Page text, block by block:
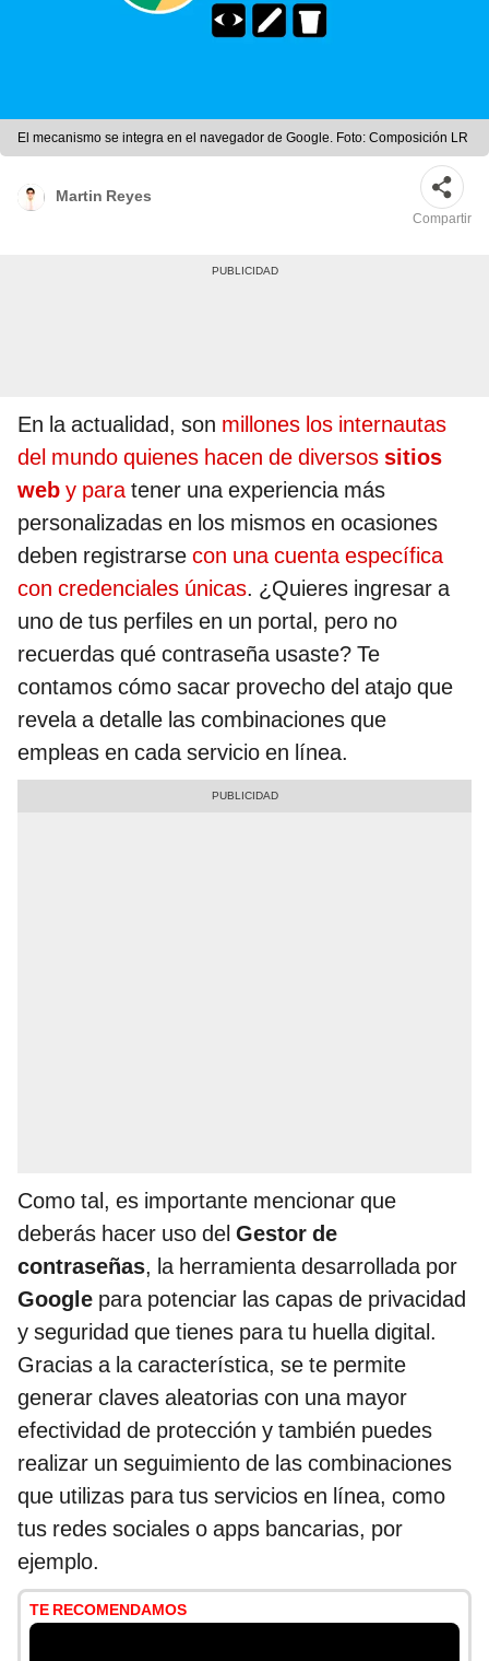
El mecanismo se integra en el navegador de Google. Foto: Composición LR
Martin Reyes
Compartir
En la actualidad, son millones los internautas
del mundo quienes hacen de diversos sitios
web y paratener una experiencia más
personalizadas en los mismos en ocasiones
deben registrarse con una cuenta específica
con credenciales únicas. ¿Quieres ingresar a
uno de tus perfiles en un portal, pero no
recuerdas qué contraseña usaste? Te
contamos cómo sacar provecho del atajo que
revela a detalle las combinaciones que
empleas en cada servicio en línea.
Como tal, es importante mencionar que
deberás hacer uso del Gestor de
contraseñas, la herramienta desarrollada por
Google para potenciar las capas de privacidad
y seguridad que tienes para tu huella digital.
Gracias a la característica, se te permite
generar claves aleatorias con una mayor
efectividad de protección y también puedes
realizar un seguimiento de las combinaciones
que utilizas para tus servicios en línea, como
tus redes sociales o apps bancarias, por
ejemplo.
TE RECOMENDAMOS